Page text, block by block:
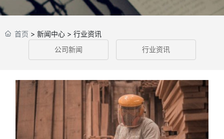
首页 > 新闻中心 > 行业资讯
公司新闻 行业资讯